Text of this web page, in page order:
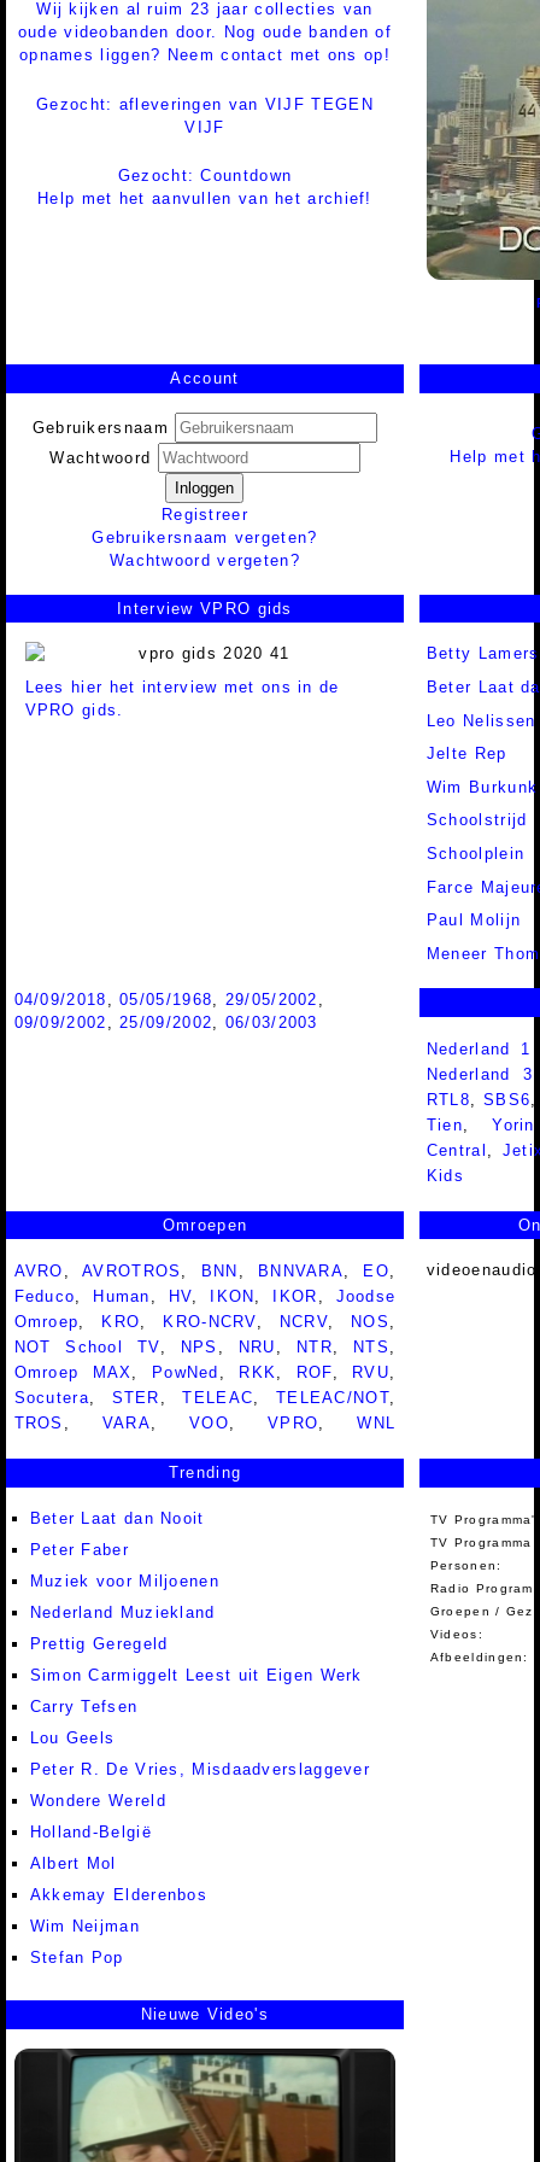
Wij kijken al ruim 23 jaar collecties van
oude videobanden door. Nog oude banden of
opnames liggen? Neem contact met ons op!
Gezocht: afleveringen van VIJF TEGEN
VIJF
Gezocht: Countdown
Help met het aanvullen van het archief!
Account
Gebruikersnaam
Wachtwoord
Inloggen
Registreer
Gebruikersnaam vergeten?
Wachtwoord vergeten?
Help met
Interview VPRO gids
Lees hier het interview met ons in de
VPRO gids.
Betty Lamers
Beter Laat
Leo Nelissen
Jelte Rep
Wim Burkunk
Schoolstrijd
Schoolplein
Farce
Paul Molijn
Meneer
04/09/2018 ,05/05/1968, 29/05/2002 ,
09/09/2002 ,25/09/2002, 06/03/2003
Nederland 1
Nederland
RTL8 ,SBS6
Tien ,Yorin
Central
Kids
Omroepen
AVRO ,AVROTROS , BNN , BNNVARA, EO,
Feduco, Human , HV, IKON , IKOR , Joodse
Omroep, KRO, KRO-NCRV, NCRV, NOS ,
NOT School TV, NPS , NRU , NTR, NTS ,
Omroep MAX, PowNed , RKK, ROF, RVU,
Socutera, STER ,TELEAC, TELEAC/NOT,
TROS , VARA,VOO,VPRO,WNL
Trending
Beter Laat dan Nooit
Peter Faber
Muziek voor Miljoenen
Nederland Muziekland
Prettig Geregeld
Simon Carmiggelt Leest uit Eigen Werk
Carry Tefsen
Lou Geels
Peter R. De Vries, Misdaadverslaggever
Wondere Wereld
Holland-België
Albert Mol
Akkemay Elderenbos
Wim Neijman
Stefan Pop
TV
TV Programma
Personen:
Radio
Groepen /
Videos:
Afbeeldingen:
Nieuwe Video's